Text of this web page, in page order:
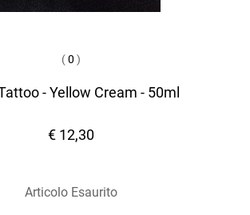
(0 )
- Yellow Cream - 50ml
€ 12,30
Articolo Esaurito